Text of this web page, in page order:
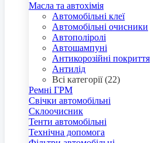
Масла та автохімія
Автомобільні клеї
Автомобільні очисники
Автополіролі
Автошампуні
Антикорозійні покриття
Антилід
Всі категорії (22)
Ремні ГРМ
Свічки автомобільні
Склоочисник
Тенти автомобільні
Технічна допомога